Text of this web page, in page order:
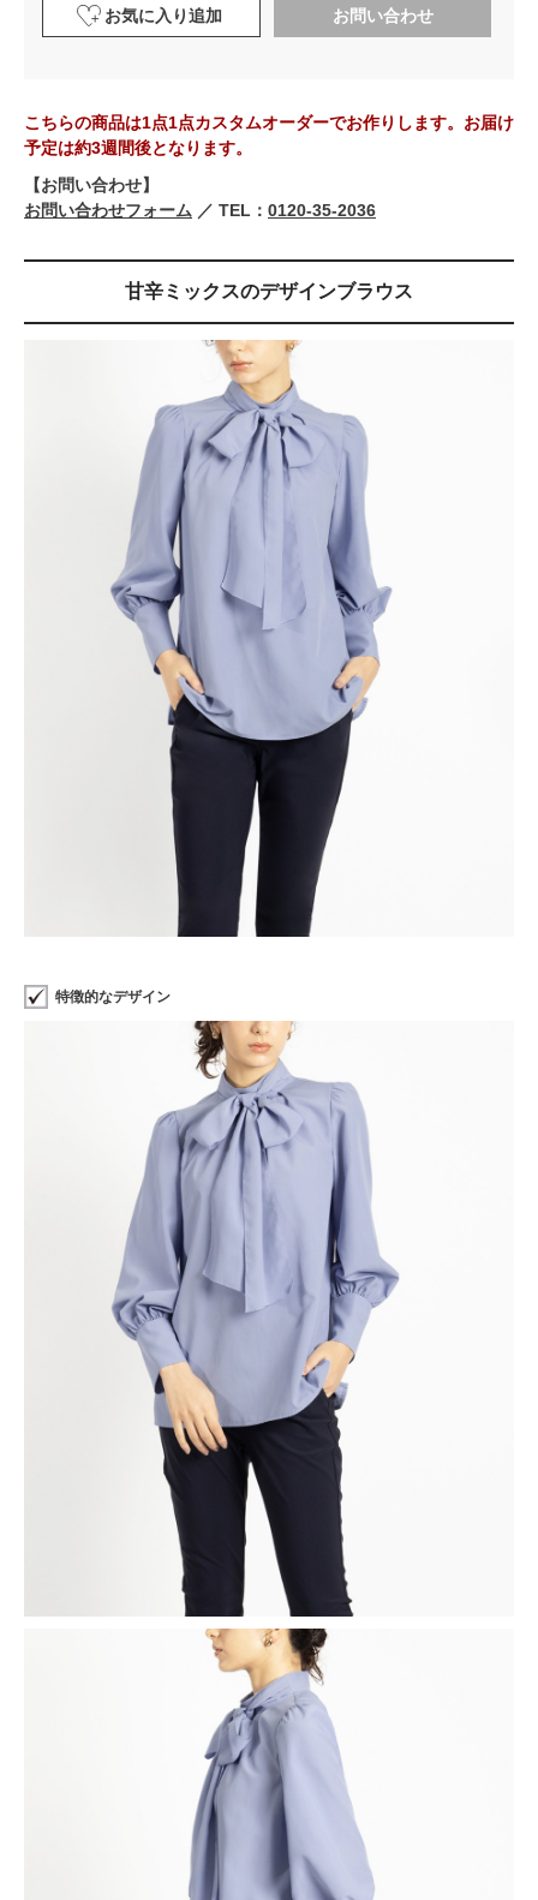
お気に入り追加 お問い合わせ
こちらの商品は1点1点カスタムオーダーでお作りします。お届け
予定は約3週間後となります。
【お問い合わせ】
お問い合わせフォーム ／ TEL： 0120-35-2036
甘辛ミックスのデザインブラウス
特徴的なデザイン